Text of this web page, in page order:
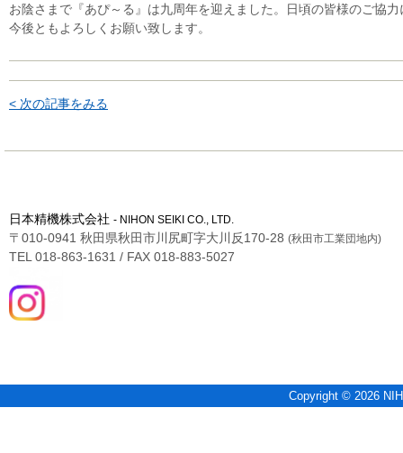
お陰さまで『あぴ～る』は九周年を迎えました。日頃の皆様のご協
今後ともよろしくお願い致します。
< 次の記事をみる
日本精機株式会社 - NIHON SEIKI CO., LTD.
〒010-0941 秋田県秋田市川尻町字大川反170-28 (秋田市工業団地内)
TEL 018-863-1631 / FAX 018-883-5027
Copyright © 2026